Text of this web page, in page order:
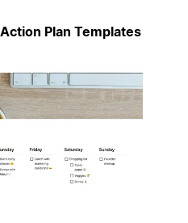
Plan Templates